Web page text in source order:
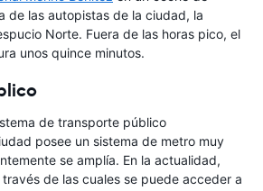
de las autopistas de la ciudad, la
Norte. Fuera de las horas pico, el
unos quince minutos.
de transporte público
posee un sistema de metro muy
se amplía. En la actualidad,
de las cuales se puede acceder a